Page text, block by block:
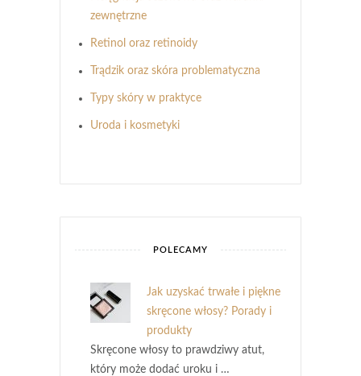
zewnętrzne
Retinol oraz retinoidy
Trądzik oraz skóra problematyczna
Typy skóry w praktyce
Uroda i kosmetyki
POLECAMY
Jak uzyskać trwałe i piękne
skręcone włosy? Porady i
produkty
Skręcone włosy to prawdziwy atut,
który może dodać uroku i …